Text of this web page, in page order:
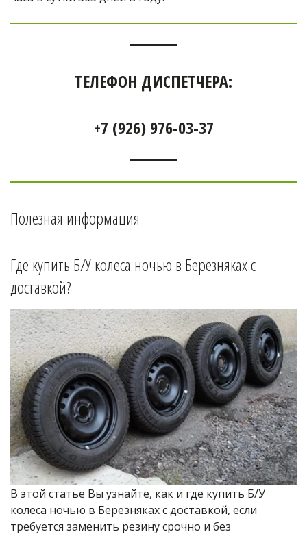
ТЕЛЕФОН ДИСПЕТЧЕРА:
+7 (926) 976-03-37
Полезная информация
Где купить Б/У колеса ночью в Березняках с
доставкой?
В этой статье Вы узнайте, как и где купить Б/У
колеса ночью в Березняках с доставкой, если
требуется заменить резину срочно и без